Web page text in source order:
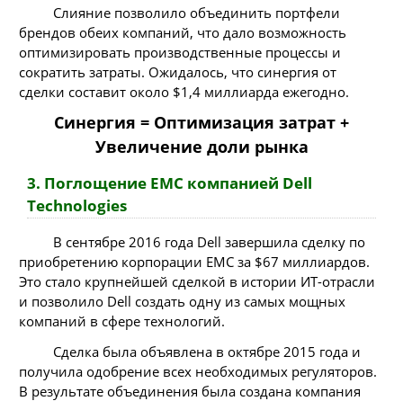
Слияние позволило объединить портфели
брендов обеих компаний, что дало возможность
оптимизировать производственные процессы и
сократить затраты. Ожидалось, что синергия от
сделки составит около $1,4 миллиарда ежегодно.
Синергия = Оптимизация затрат +
Увеличение доли рынка
3. Поглощение EMC компанией Dell
Technologies
В сентябре 2016 года Dell завершила сделку по
приобретению корпорации EMC за $67 миллиардов.
Это стало крупнейшей сделкой в истории ИТ-отрасли
и позволило Dell создать одну из самых мощных
компаний в сфере технологий.
Сделка была объявлена в октябре 2015 года и
получила одобрение всех необходимых регуляторов.
В результате объединения была создана компания